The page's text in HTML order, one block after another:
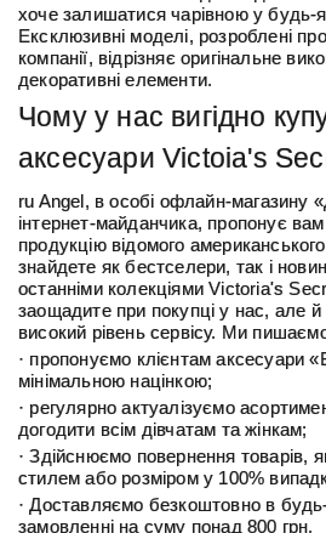
хоче залишатися чарівною у будь-
Ексклюзивні моделі, розроблені
компанії, відрізняє оригінальне
декоративні елементи.
Чому у нас вигідно
аксесуари Victoia's
ru Angеl, в особі офлайн-магазину
інтернет-майданчика, пропонує
продукцію відомого
знайдете як бестселери, так і
останніми колекціями Victoria's
заощадите при покупці у нас, але й
високий рівень сервісу. Ми
· пропонуємо клієнтам аксесуари
мінімальною націнкою;
· регулярно актуалізуємо
догодити всім дівчатам та жінкам;
· Здійснюємо повернення товарів,
стилем або розміром у 100%
· Доставляємо безкоштовно в
замовленні на суму понад 800 грн.